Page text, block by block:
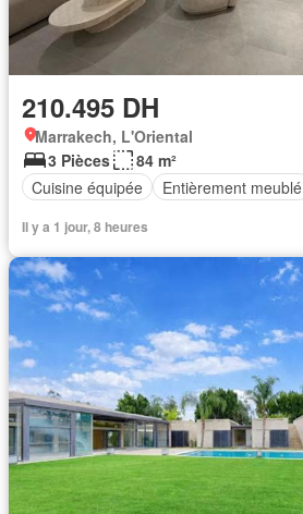
210.495 DH
Marrakech, L'Oriental
3 Pièces
84 m²
Cuisine équipée
Entièrement meublé
Il y a 1 jour, 8 heures